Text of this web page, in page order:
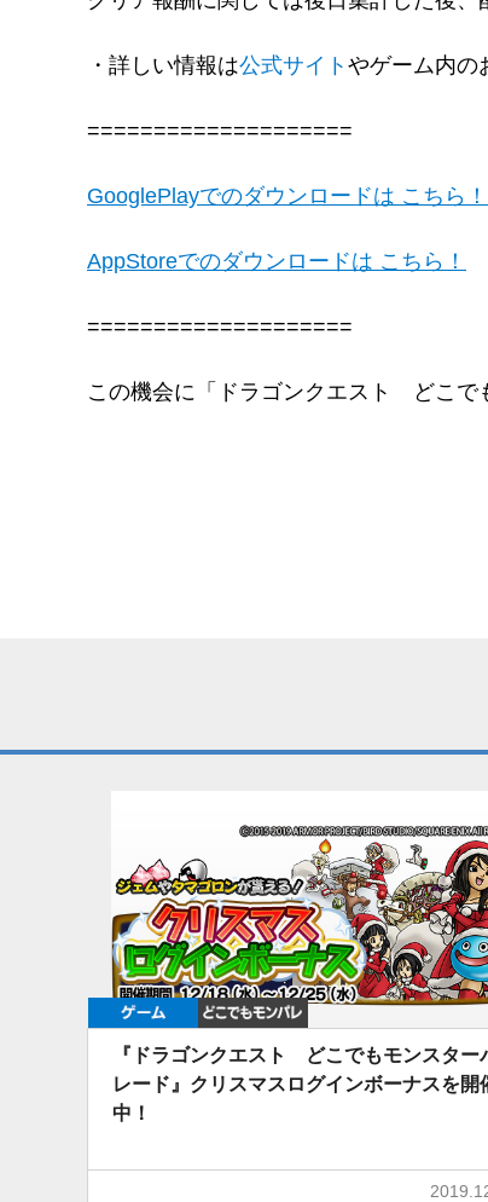
・詳しい情報は公式サイト やゲーム内の
====================
GooglePlayでのダウンロードは こちら！
AppStoreでのダウンロードは こちら！
====================
この機会に「ドラゴンクエスト どこで
ゲーム どこでもDQMP
『ドラゴンクエスト どこでもモンスター
レード』クリスマスログインボーナスを開
中！